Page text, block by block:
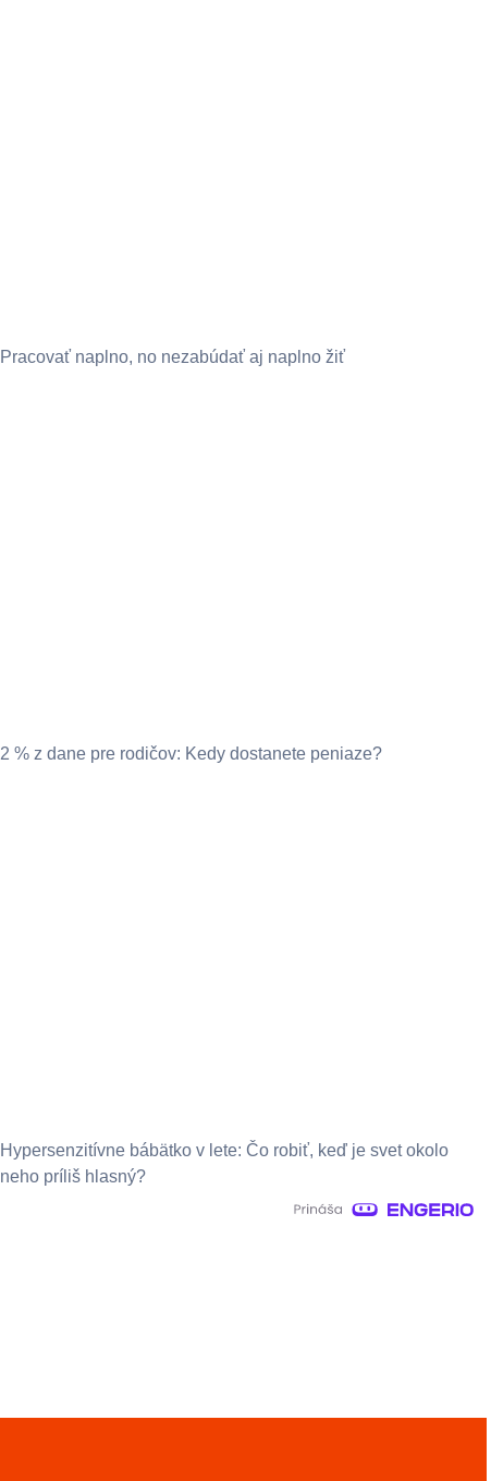
Pracovať naplno, no nezabúdať aj naplno žiť
2 % z dane pre rodičov: Kedy dostanete peniaze?
Hypersenzitívne bábätko v lete: Čo robiť, keď je svet okolo
neho príliš hlasný?